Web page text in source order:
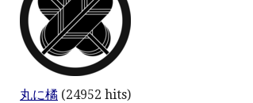
丸に橘 (24952 hits)